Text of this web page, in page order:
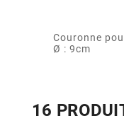
Couronne
Ø : 9cm
16